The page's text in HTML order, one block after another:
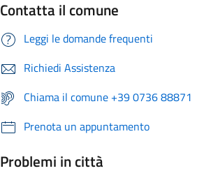
Contatta il comune
Leggi le domande frequenti
Richiedi Assistenza
Chiama il comune +39 0736 88871
Prenota un appuntamento
Problemi in città